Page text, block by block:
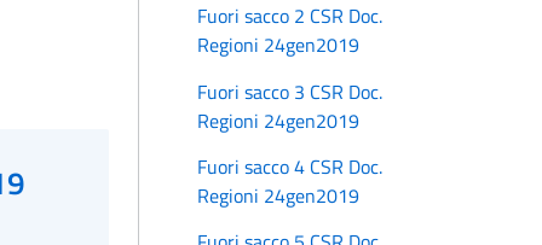
Fuori sacco 2 CSR Doc.
Regioni 24gen2019
Fuori sacco 3 CSR Doc.
Regioni 24gen2019
Fuori sacco 4 CSR Doc.
Regioni 24gen2019